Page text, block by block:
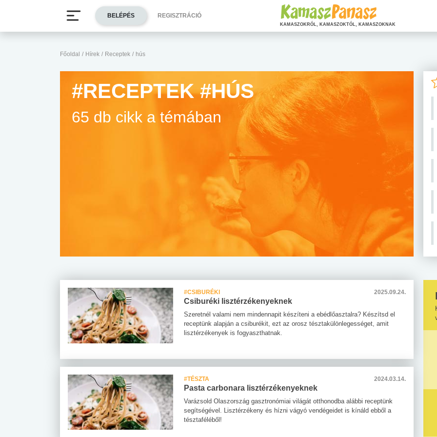
Főoldal / Hírek / Receptek / hús
#RECEPTEK #HÚS
65 db cikk a témában
#CSIBURÉKI 2025.09.24.
Csiburéki lisztérzékenyeknek
Szeretnél valami nem mindennapit készíteni a ebédlőasztalra? Készítsd el
receptünk alapján a csiburékit, ezt az orosz tésztakülönlegességet, amit
lisztérzékenyek is fogyaszthatnak.
#TÉSZTA 2024.03.14.
Pasta carbonara lisztérzékenyeknek
Varázsold Olaszország gasztronómiai világát otthonodba alábbi receptünk
segítségével. Lisztérzékeny és hízni vágyó vendégeidet is kínáld ebből a
tésztaféléből!
BELÉPÉS REGISZTRÁCIÓ
KAMASZOKRÓL, KAMASZOKTÓL, KAMASZOKNAK